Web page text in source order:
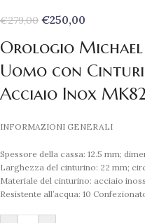
€279,00 €250,00
Orologio
Uomo con
Acciaio Inox
INFORMAZIONI GENERALI
Spessore della cassa: 12.5 mm;
Larghezza del cinturino: 22 mm;
Materiale del cinturino: acciaio
Resistente all’acqua: 10